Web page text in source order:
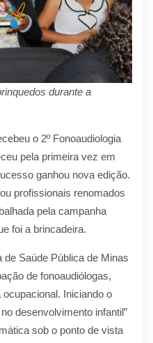
durante a
o 2º Fonoaudiologia
pela primeira vez em
ganhou nova edição.
profissionais renomados
pela campanha
foi a brincadeira.
Saúde Pública de Minas
de fonoaudiólogas,
Iniciando o
desenvolvimento infantil”
sob o ponto de vista